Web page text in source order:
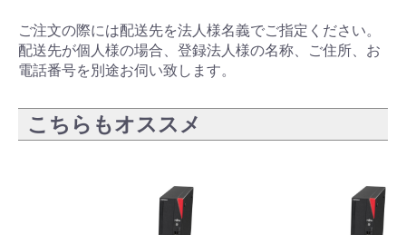
ご注文の際には配送先を法人様名義でご指定ください。
配送先が個人様の場合、登録法人様の名称、ご住所、お
電話番号を別途お伺い致します。
こちらもオススメ